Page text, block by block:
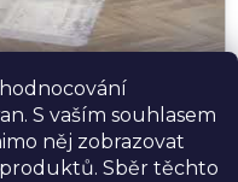
S vaším souhlasem
něj zobrazovat
Sběr těchto
postele Medita